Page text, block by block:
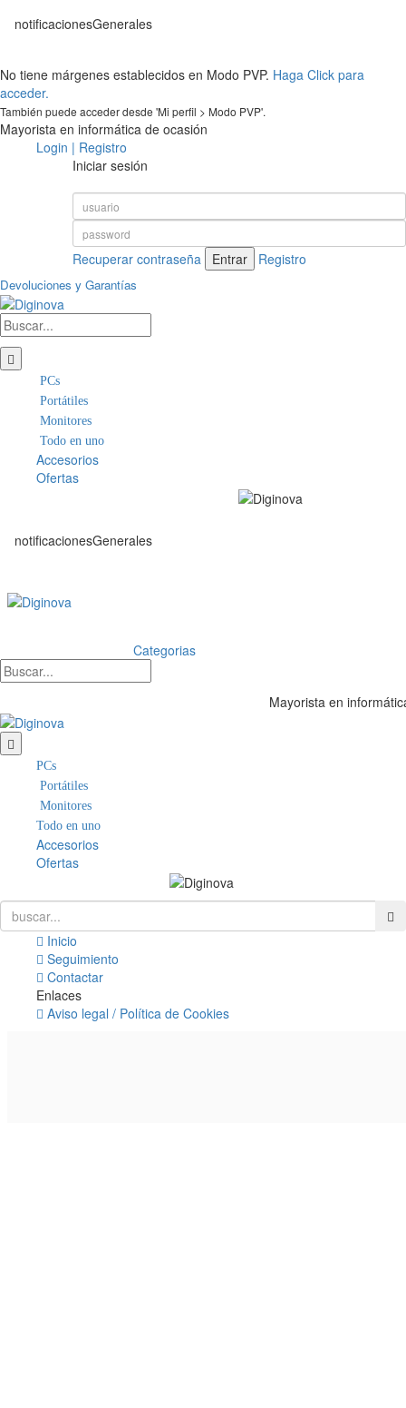
notificacionesGenerales
No tiene márgenes establecidos en Modo PVP. Haga Click para
acceder.
También puede acceder desde 'Mi perfil > Modo PVP'.
Mayorista en informática de ocasión
Login | Registro
Iniciar sesión
Recuperar contraseña Registro
Devoluciones y Garantías
PCs
Portátiles
Monitores
Todo en uno
Accesorios
Ofertas
notificacionesGenerales
Categorias
Mayorista en
PCs
Portátiles
Monitores
Todo en uno
Accesorios
Ofertas
Inicio
Seguimiento
Contactar
Enlaces
Aviso legal / Política de Cookies